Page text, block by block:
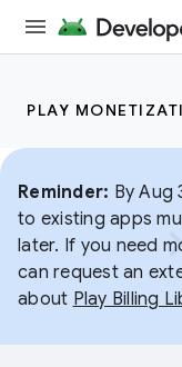
PLAY
Reminder: By Aug
to existing apps
later. If you need
can request an
about Play Billing